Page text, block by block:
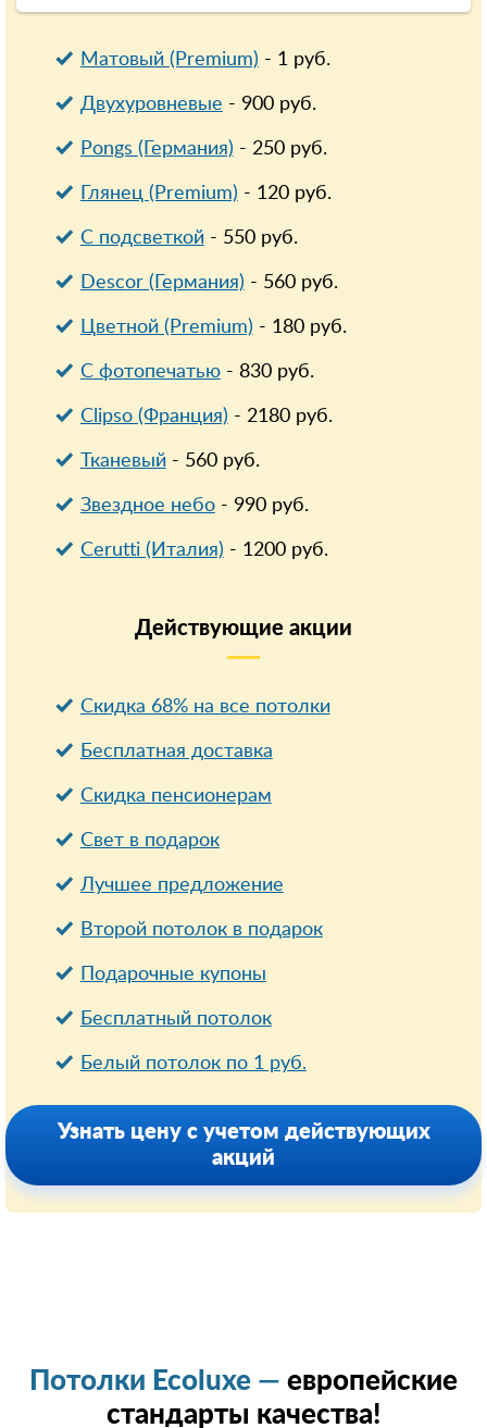
Матовый (Premium) - 1руб.
Двухуровневые - 900руб.
Pongs (Германия) - 250руб.
Глянец (Premium) - 120руб.
С подсветкой- 550руб.
Descor (Германия) - 560руб.
Цветной (Premium) - 180руб.
С фотопечатью- 830руб.
Clipso (Франция) - 2180руб.
Тканевый- 560руб.
Звездное небо- 990руб.
Cerutti (Италия) - 1200руб.
Действующие акции
Скидка 68% на все потолки
Бесплатная доставка
Cкидка пенсионерам
Свет в подарок
Лучшее предложение
Второй потолок в подарок
Подарочные купоны
Бесплатный потолок
Белый потолок по 1 руб.
Узнать цену с учетом действующих
акций
Потолки Ecoluxe — европейские
стандарты качества!